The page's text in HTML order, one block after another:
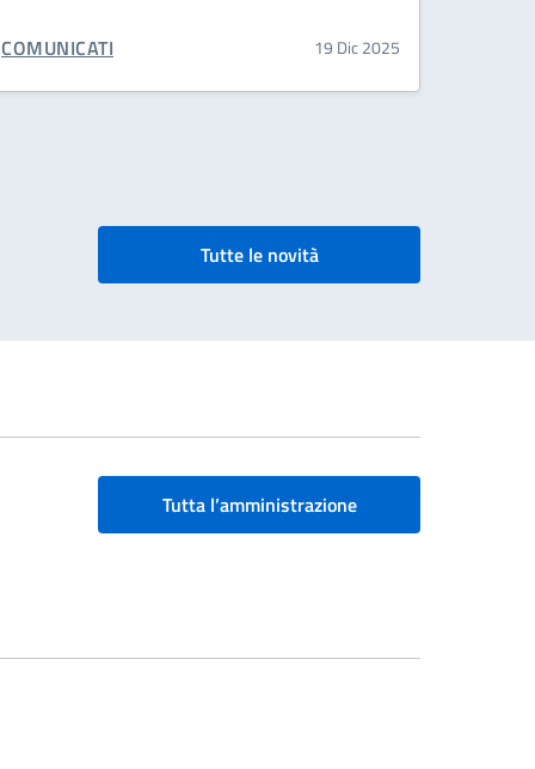
CATEGORIA CORRELATA:
COMUNICATI 19 Dic 2025
Tutte le novità
Tutta l’amministrazione